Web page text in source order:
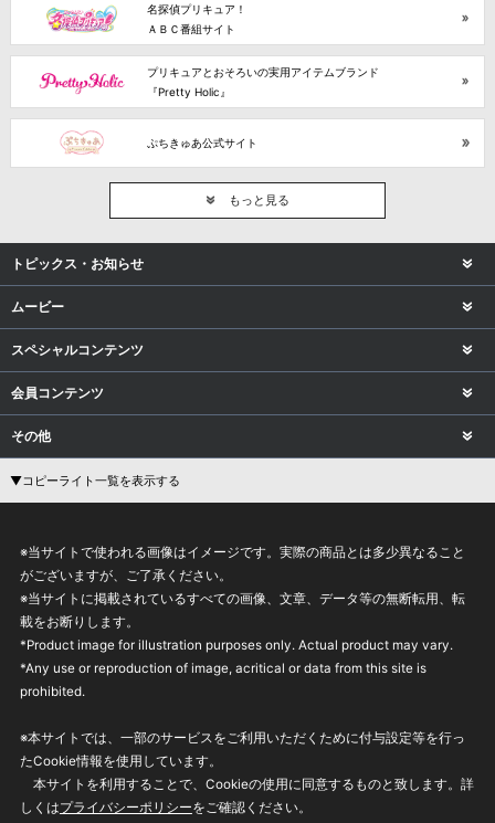
名探偵プリキュア！
ＡＢＣ番組サイト
プリキュアとおそろいの実用アイテムブランド
『Pretty Holic』
ぷちきゅあ公式サイト
もっと見る
トピックス・お知らせ
ムービー
スペシャルコンテンツ
会員コンテンツ
その他
▼コピーライト一覧を表示する
※当サイトで使われる画像はイメージです。実際の商品とは多少異なること
がございますが、ご了承ください。
※当サイトに掲載されているすべての画像、文章、データ等の無断転用、転
載をお断りします。
*Product image for illustration purposes only. Actual product may vary.
*Any use or reproduction of image, acritical or data from this site is
prohibited.
※本サイトでは、一部のサービスをご利用いただくために付与設定等を行っ
たCookie情報を使用しています。
本サイトを利用することで、Cookieの使用に同意するものと致します。詳
しくはプライバシーポリシーをご確認ください。